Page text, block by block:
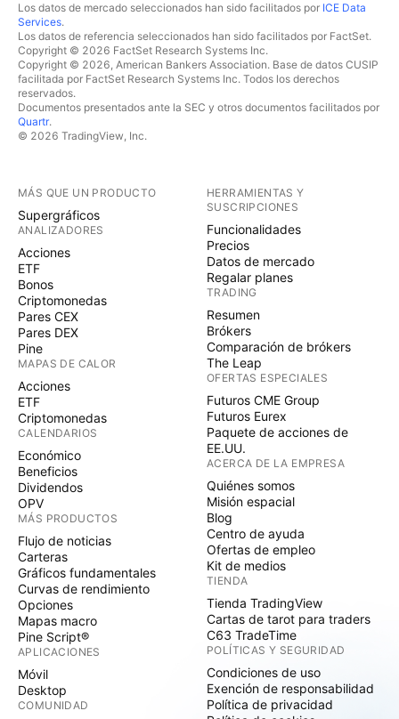
Los datos de mercado seleccionados han sido facilitados por ICE Data
Services.
Los datos de referencia seleccionados han sido facilitados por FactSet.
Copyright © 2026 FactSet Research Systems Inc.
Copyright © 2026, American Bankers Association. Base de datos CUSIP
facilitada por FactSet Research Systems Inc. Todos los derechos
reservados.
Documentos presentados ante la SEC y otros documentos facilitados por
Quartr.
© 2026 TradingView, Inc.
MÁS QUE UN PRODUCTO
Supergráficos
ANALIZADORES
Acciones
ETF
Bonos
Criptomonedas
Pares CEX
Pares DEX
Pine
MAPAS DE CALOR
Acciones
ETF
Criptomonedas
CALENDARIOS
Económico
Beneficios
Dividendos
OPV
MÁS PRODUCTOS
Flujo de noticias
Carteras
Gráficos fundamentales
Curvas de rendimiento
Opciones
Mapas macro
Pine Script®
APLICACIONES
Móvil
Desktop
COMUNIDAD
HERRAMIENTAS Y
SUSCRIPCIONES
Funcionalidades
Precios
Datos de mercado
Regalar planes
TRADING
Resumen
Brókers
Comparación de brókers
The Leap
OFERTAS ESPECIALES
Futuros CME Group
Futuros Eurex
Paquete de acciones de
EE.UU.
ACERCA DE LA EMPRESA
Quiénes somos
Misión espacial
Blog
Centro de ayuda
Ofertas de empleo
Kit de medios
TIENDA
Tienda TradingView
Cartas de tarot para traders
C63 TradeTime
POLÍTICAS Y SEGURIDAD
Condiciones de uso
Exención de responsabilidad
Política de privacidad